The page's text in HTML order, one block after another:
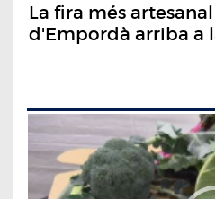
La fira més
d'Empordà arriba a